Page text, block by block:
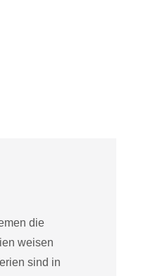
die
weisen
sind in